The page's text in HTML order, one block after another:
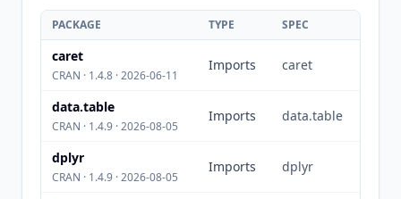
PACKAGE TYPE SPEC
caret
CRAN · 1.4.8 · 2026-06-11
Imports caret
data.table
CRAN · 1.4.9 · 2026-08-05
Imports data.table
dplyr
CRAN · 1.4.9 · 2026-08-05
Imports dplyr